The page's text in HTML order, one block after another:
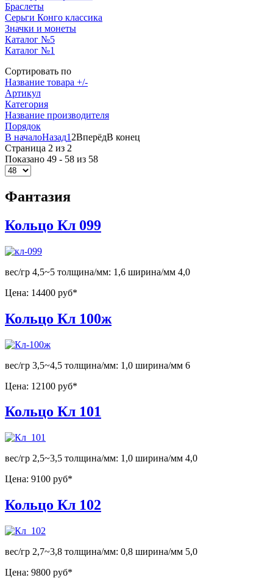
Браслеты
Серьги Конго классика
Значки и монеты
Каталог №5
Каталог №1
Сортировать по
Название товара +/-
Артикул
Категория
Название производителя
Порядок
В началоНазад1 2ВперёдВ конец
Страница 2 из 2
Показано 49 - 58 из 58
Фантазия
Кольцо Кл 099
вес/гр 4,5~5 толщина/мм: 1,6 ширина/мм 4,0
Цена: 14400 руб*
Кольцо Кл 100ж
вес/гр 3,5~4,5 толщина/мм: 1,0 ширина/мм 6
Цена: 12100 руб*
Кольцо Кл 101
вес/гр 2,5~3,5 толщина/мм: 1,0 ширина/мм 4,0
Цена: 9100 руб*
Кольцо Кл 102
вес/гр 2,7~3,8 толщина/мм: 0,8 ширина/мм 5,0
Цена: 9800 руб*